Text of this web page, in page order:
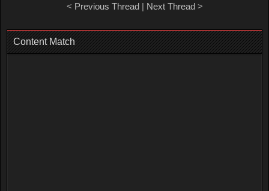
< Previous Thread| Next Thread>
Content Match